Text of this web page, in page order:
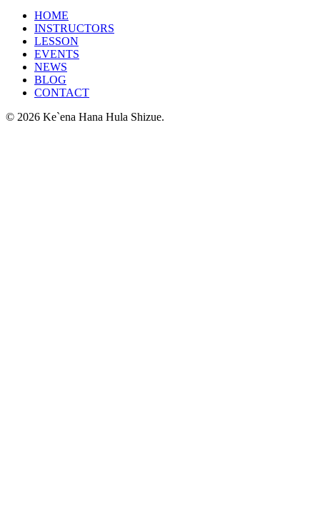
HOME
INSTRUCTORS
LESSON
EVENTS
NEWS
BLOG
CONTACT
© 2026 Ke`ena Hana Hula Shizue.